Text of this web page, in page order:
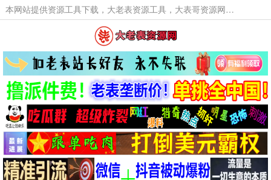
本网站提供资源工具下载，大老表资源工具，大表哥资源网软件工具，大老表资源下载，活动线报福利资源分享,活动线报，大型网游经典游戏，网络热门技术游戏辅助交流与分享。